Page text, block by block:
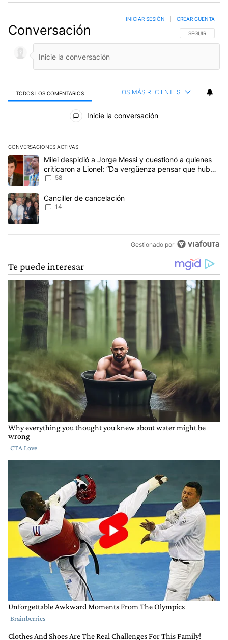
Conversación SIGA ESTA
SEGUIR
INICIAR SESIÓN CREAR CUENTA
TODOS LOS COMENTARIOS LOS MÁS RECIENTES
Todos los comentarios
Inicie la conversación
CONVERSACIONES ACTIVAS
Este listado muestra los artículos con más comentarios en los
Un artículo de tendencia con el título "Milei despidió a Jorge
Milei despidió a Jorge Messi y cuestionó a quienes
criticaron a Lionel: “Da vergüenza pensar que hubo
anti-Messi”
58
Un artículo de tendencia con el título "Canciller de cancelación"
Canciller de cancelación
14
Gestionado por